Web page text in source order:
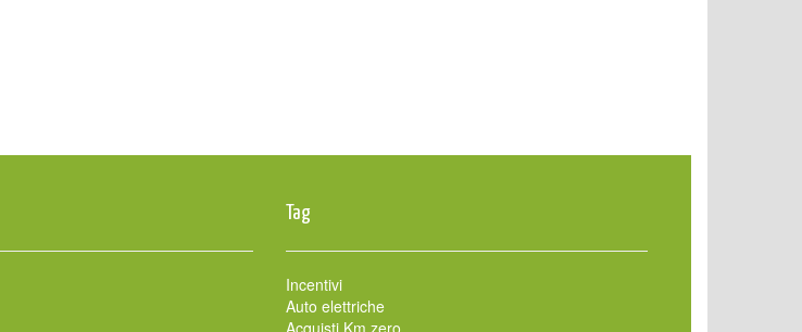
Tag
Incentivi
Auto elettriche
Acquisti Km zero